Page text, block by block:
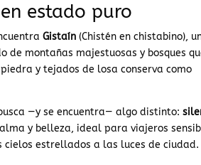
estado puro
Gistaín (Chistén en chistabino),
de montañas majestuosas y bosques
y tejados de losa conserva como
—y se encuentra— algo distinto:
y belleza, ideal para viajeros
estrellados a las luces de ciudad.